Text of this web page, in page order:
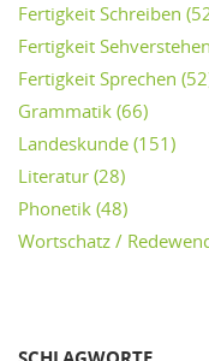
Fertigkeit Schreiben
Fertigkeit Sehverstehen
Fertigkeit Sprechen
Grammatik (66)
Landeskunde (151)
Literatur (28)
Phonetik (48)
Wortschatz /